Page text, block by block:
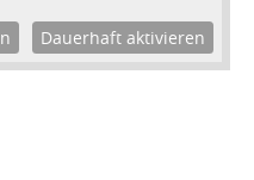
Dauerhaft aktivieren